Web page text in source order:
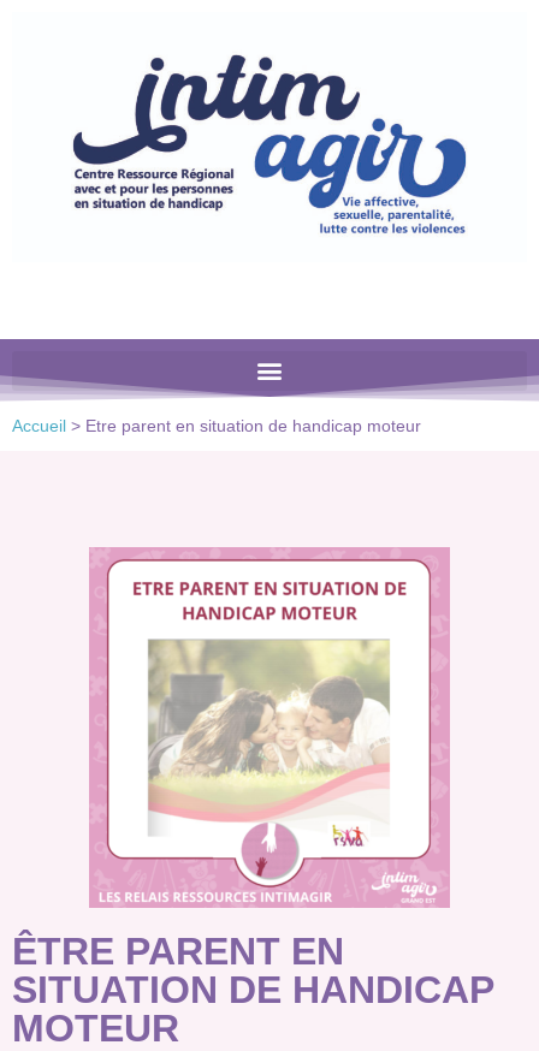
comprend
Accueil > Etre parent en situation de handicap moteur
ÊTRE PARENT EN
SITUATION DE HANDICAP
MOTEUR